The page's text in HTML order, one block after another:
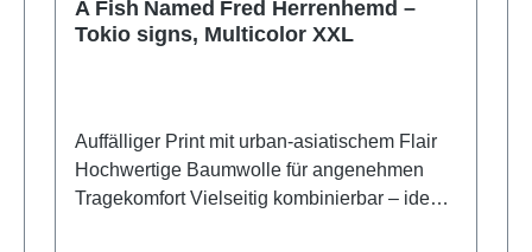
A Fish Named Fred Herrenhemd –
Tokio signs, Multicolor XXL
Auffälliger Print mit urban‑asiatischem Flair
Hochwertige Baumwolle für angenehmen
Tragekomfort Vielseitig kombinierbar – ideal